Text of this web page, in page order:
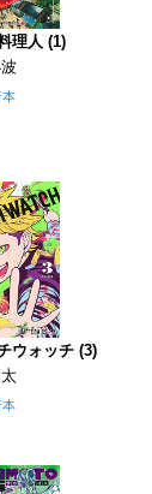
理人 (1)
本
ウォッチ (3)
本